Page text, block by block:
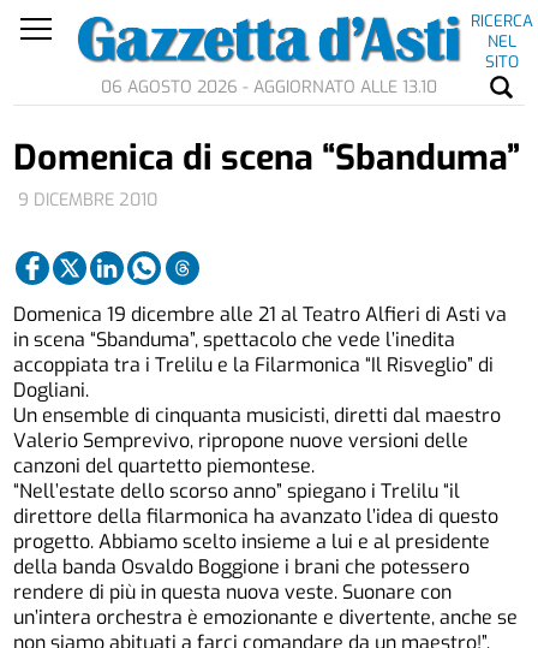
RICERCA
NEL
SITO
06 AGOSTO 2026 - AGGIORNATO ALLE 13.10
9 DICEMBRE 2010
Domenica di scena “Sbanduma”
Domenica 19 dicembre alle 21 al Teatro Alfieri di Asti va
in scena “Sbanduma”, spettacolo che vede l’inedita
accoppiata tra i Trelilu e la Filarmonica “Il Risveglio” di
Dogliani.
Un ensemble di cinquanta musicisti, diretti dal maestro
Valerio Semprevivo, ripropone nuove versioni delle
canzoni del quartetto piemontese.
“Nell’estate dello scorso anno” spiegano i Trelilu “il
direttore della filarmonica ha avanzato l’idea di questo
progetto. Abbiamo scelto insieme a lui e al presidente
della banda Osvaldo Boggione i brani che potessero
rendere di più in questa nuova veste. Suonare con
un’intera orchestra è emozionante e divertente, anche se